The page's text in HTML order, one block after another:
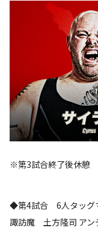
※第3試合終了後休憩
◆第4試合 6人タッグ
諏訪魔 土方隆司 ア